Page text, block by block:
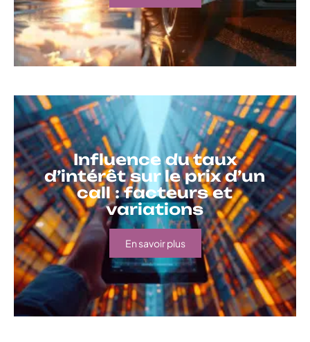
Influence du taux
d’intérêt sur le prix d’un
call : facteurs et
variations
En savoir plus